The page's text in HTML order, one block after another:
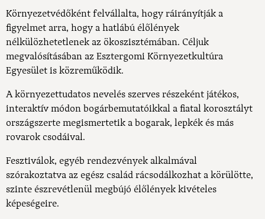
Környezetvédőként felvállalta, hogy ráirányítják a
figyelmet arra, hogy a hatlábú élőlények
nélkülözhetetlenek az ökoszisztémában. Céljuk
megvalósításában az Esztergomi Környezetkultúra
Egyesület is közreműködik.
A környezettudatos nevelés szerves részeként játékos,
interaktív módon bogárbemutatóikkal a fiatal korosztályt
országszerte megismertetik a bogarak, lepkék és más
rovarok csodáival.
Fesztiválok, egyéb rendezvények alkalmával
szórakoztatva az egész család rácsodálkozhat a körülötte,
szinte észrevétlenül megbújó élőlények kivételes
képeségeire.